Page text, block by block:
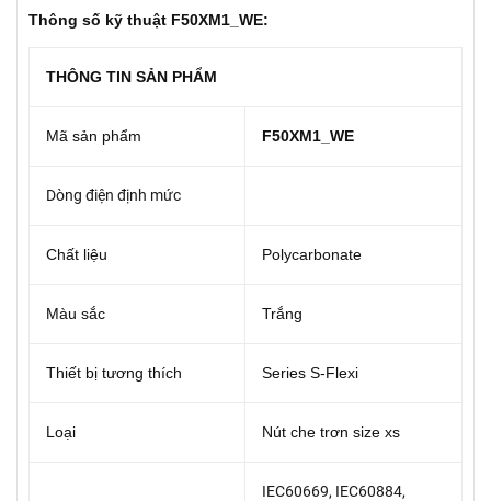
Thông số kỹ thuật F50XM1_WE:
THÔNG TIN SẢN PHẨM
Mã sản phẩm F50XM1_WE
Dòng điện định mức
Chất liệu Polycarbonate
Màu sắc Trắng
Thiết bị tương thích Series S-Flexi
Loại Nút che trơn size xs
IEC60669, IEC60884,